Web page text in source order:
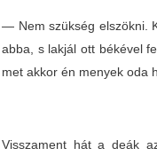
— Nem szükség elszökni.
abba, s lakjál ott békével
met akkor én menyek oda
Visszament hát a deák